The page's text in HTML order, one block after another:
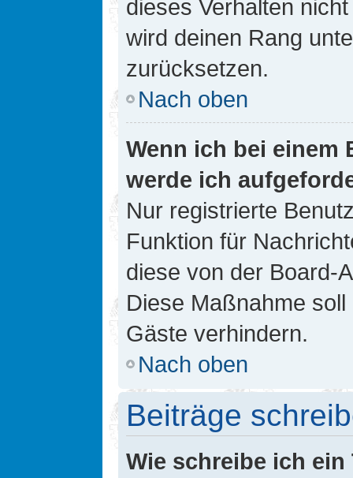
dieses Verhalten
wird deinen Rang
zurücksetzen.
Nach oben
Wenn ich bei einem
werde ich
Nur registrierte
Funktion für
diese von der Board-
Diese Maßnahme
Gäste verhindern.
Nach oben
Beiträge
Wie schreibe ich ein